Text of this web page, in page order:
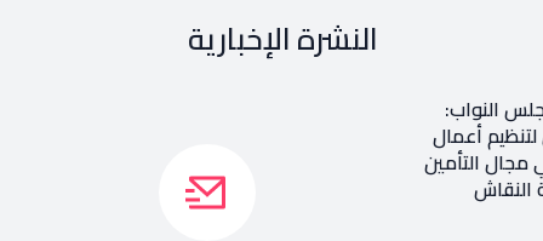
النواب:
لتنظيم أعمال
مجال التأمين
النقاش
النشرة الإخبارية